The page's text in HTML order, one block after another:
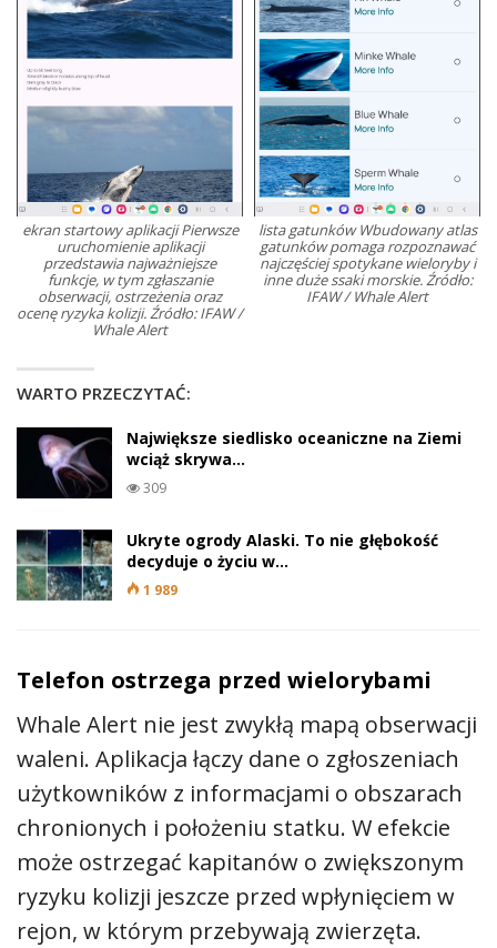
ekran startowy aplikacji Pierwsze
uruchomienie aplikacji
przedstawia najważniejsze
funkcje, w tym zgłaszanie
obserwacji, ostrzeżenia oraz
ocenę ryzyka kolizji. Źródło: IFAW /
Whale Alert
lista gatunków Wbudowany atlas
gatunków pomaga rozpoznawać
najczęściej spotykane wieloryby i
inne duże ssaki morskie. Źródło:
IFAW / Whale Alert
WARTO PRZECZYTAĆ:
Największe siedlisko oceaniczne na Ziemi
wciąż skrywa…
309
Ukryte ogrody Alaski. To nie głębokość
decyduje o życiu w…
1 989
Telefon ostrzega przed wielorybami
Whale Alert nie jest zwykłą mapą obserwacji
waleni. Aplikacja łączy dane o zgłoszeniach
użytkowników z informacjami o obszarach
chronionych i położeniu statku. W efekcie
może ostrzegać kapitanów o zwiększonym
ryzyku kolizji jeszcze przed wpłynięciem w
rejon, w którym przebywają zwierzęta.